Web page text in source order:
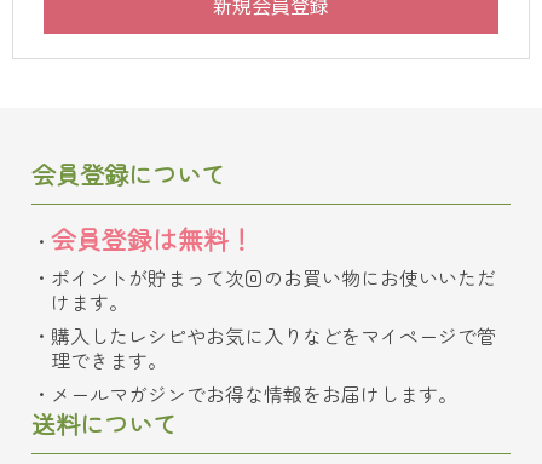
会員登録について
会員登録は無料！
ポイントが貯まって次回のお買い物にお使いいただ
けます。
購入したレシピやお気に入りなどをマイページで管
理できます。
メールマガジンでお得な情報をお届けします。
送料について